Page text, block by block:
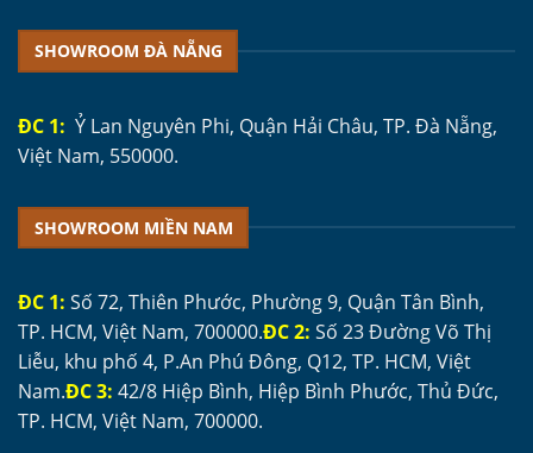
SHOWROOM ĐÀ NẴNG
ĐC 1: Ỷ Lan Nguyên Phi, Quận Hải Châu, TP. Đà Nẵng,
Việt Nam, 550000.
SHOWROOM MIỀN NAM
ĐC 1: Số 72, Thiên Phước, Phường 9, Quận Tân Bình,
TP. HCM, Việt Nam, 700000.ĐC 2: Số 23 Đường Võ Thị
Liễu, khu phố 4, P.An Phú Đông, Q12, TP. HCM, Việt
Nam.ĐC 3: 42/8 Hiệp Bình, Hiệp Bình Phước, Thủ Đức,
TP. HCM, Việt Nam, 700000.